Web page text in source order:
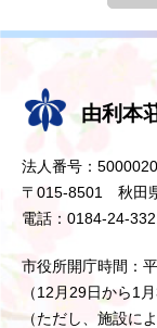
由利本
法人番号：
〒015-8501 秋田
電話：0184-24-
市役所開庁時間：
（12月29日から1
（ただし、施設に